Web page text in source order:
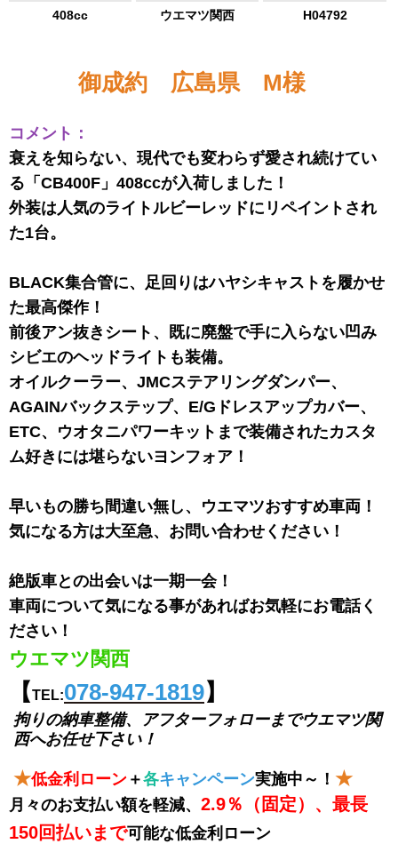
408cc
ウエマツ関西
H04792
御成約 広島県 M様
コメント：
衰えを知らない、現代でも変わらず愛され続けてい
る「CB400F」408ccが入荷しました！
外装は人気のライトルビーレッドにリペイントされ
た1台。
BLACK集合管に、足回りはハヤシキャストを履かせ
た最高傑作！
前後アン抜きシート、既に廃盤で手に入らない凹み
シビエのヘッドライトも装備。
オイルクーラー、JMCステアリングダンパー、
AGAINバックステップ、E/Gドレスアップカバー、
ETC、ウオタニパワーキットまで装備されたカスタ
ム好きには堪らないヨンフォア！
早いもの勝ち間違い無し、ウエマツおすすめ車両！
気になる方は大至急、お問い合わせください！
絶版車との出会いは一期一会！
車両について気になる事があればお気軽にお電話く
ださい！
ウエマツ関西
【TEL:078-947-1819】
拘りの納車整備、アフターフォローまでウエマツ関
西へお任せ下さい！
★低金利ローン ＋各キャンペーン実施中～！ ★
月々のお支払い額を軽減、 2.9％（固定）、最長
150回払いまで可能な低金利ローン